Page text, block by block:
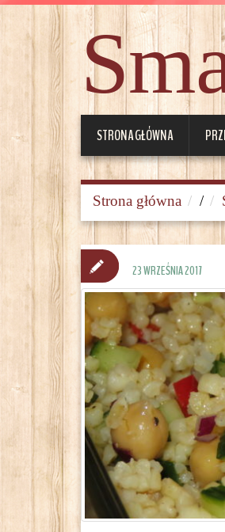
STRONA GŁÓWNA
Strona główna /
23 WRZEŚNIA 2017